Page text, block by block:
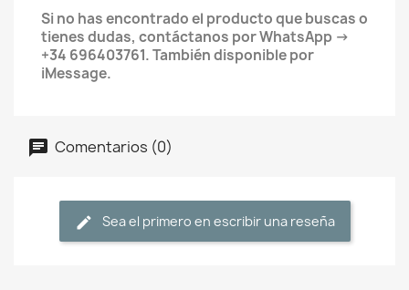
Si no has encontrado el producto que buscas o
tienes dudas, contáctanos por WhatsApp →
+34 696403761. También disponible por
iMessage.
Comentarios (0)
Sea el primero en escribir una reseña